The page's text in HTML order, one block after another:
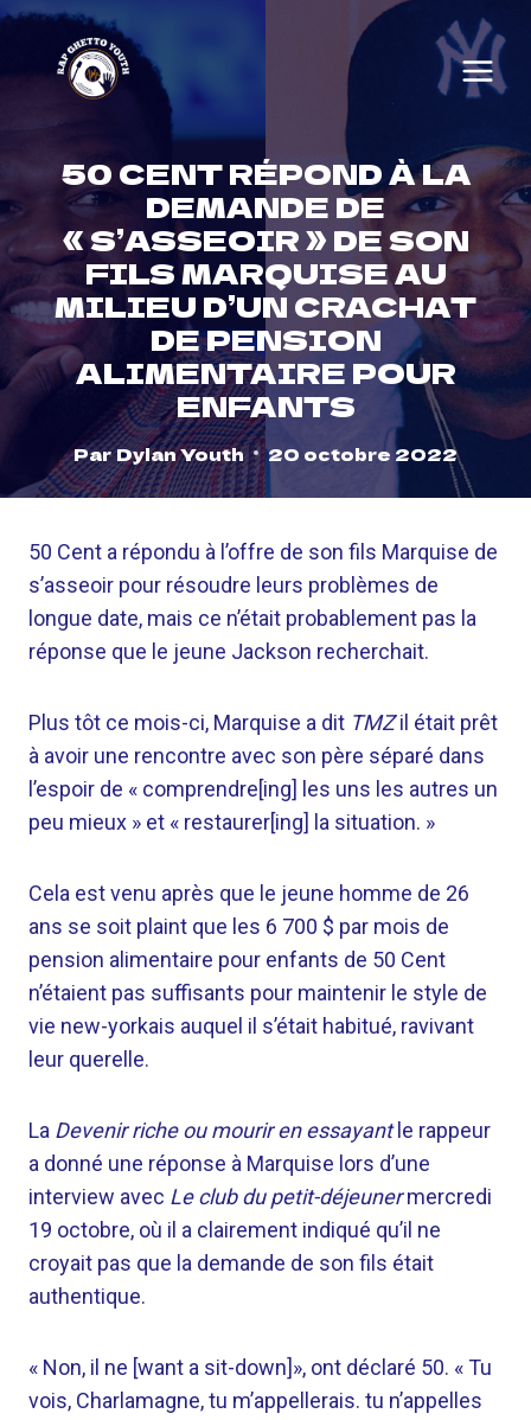
Skip
content
50 CENT RÉPOND À LA
DEMANDE DE
« S’ASSEOIR » DE SON
FILS MARQUISE AU
MILIEU D’UN CRACHAT
DE PENSION
ALIMENTAIRE POUR
ENFANTS
ParDylan Youth 20 octobre 2022
50 Cent a répondu à l’offre de son fils Marquise de
s’asseoir pour résoudre leurs problèmes de
longue date, mais ce n’était probablement pas la
réponse que le jeune Jackson recherchait.
Plus tôt ce mois-ci, Marquise a dit TMZil était prêt
à avoir une rencontre avec son père séparé dans
l’espoir de « comprendre[ing] les uns les autres un
peu mieux » et « restaurer[ing] la situation. »
Cela est venu après que le jeune homme de 26
ans se soit plaint que les 6 700 $ par mois de
pension alimentaire pour enfants de 50 Cent
n’étaient pas suffisants pour maintenir le style de
vie new-yorkais auquel il s’était habitué, ravivant
leur querelle.
La Devenir riche ou mourir en essayantle rappeur
a donné une réponse à Marquise lors d’une
interview avec Le club du petit-déjeunermercredi
19 octobre, où il a clairement indiqué qu’il ne
croyait pas que la demande de son fils était
authentique.
« Non, il ne [want a sit-down]», ont déclaré 50. « Tu
vois, Charlamagne, tu m’appellerais. tu n’appelles